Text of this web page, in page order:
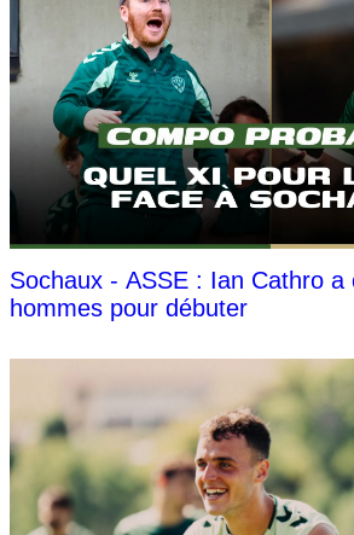
Sochaux - ASSE : Ian Cathro a
hommes pour débuter